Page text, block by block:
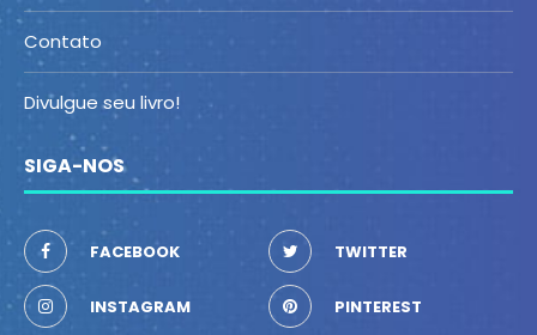
Contato
Divulgue seu livro!
SIGA-NOS
FACEBOOK TWITTER
INSTAGRAM PINTEREST